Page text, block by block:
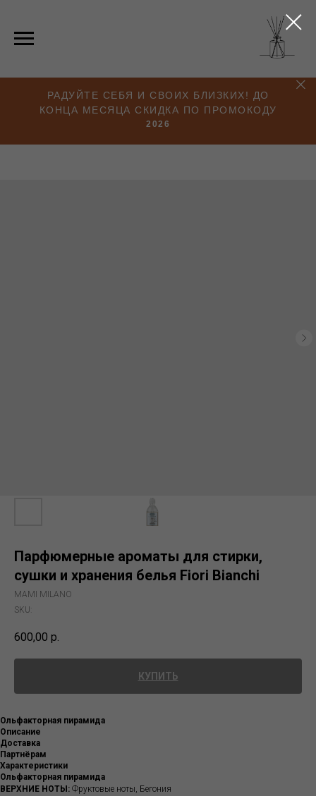
РАДУЙТЕ СЕБЯ И СВОИХ БЛИЗКИХ! ДО
КОНЦА МЕСЯЦА СКИДКА ПО ПРОМОКОДУ
2026
Парфюмерные ароматы для стирки,
сушки и хранения белья Fiori Bianchi
MAMI MILANO
SKU:
600,00 р.
КУПИТЬ
Ольфакторная пирамида
Описание
Доставка
Партнёрам
Характеристики
Ольфакторная пирамида
ВЕРХНИЕ НОТЫ: Фруктовые ноты, Бегония